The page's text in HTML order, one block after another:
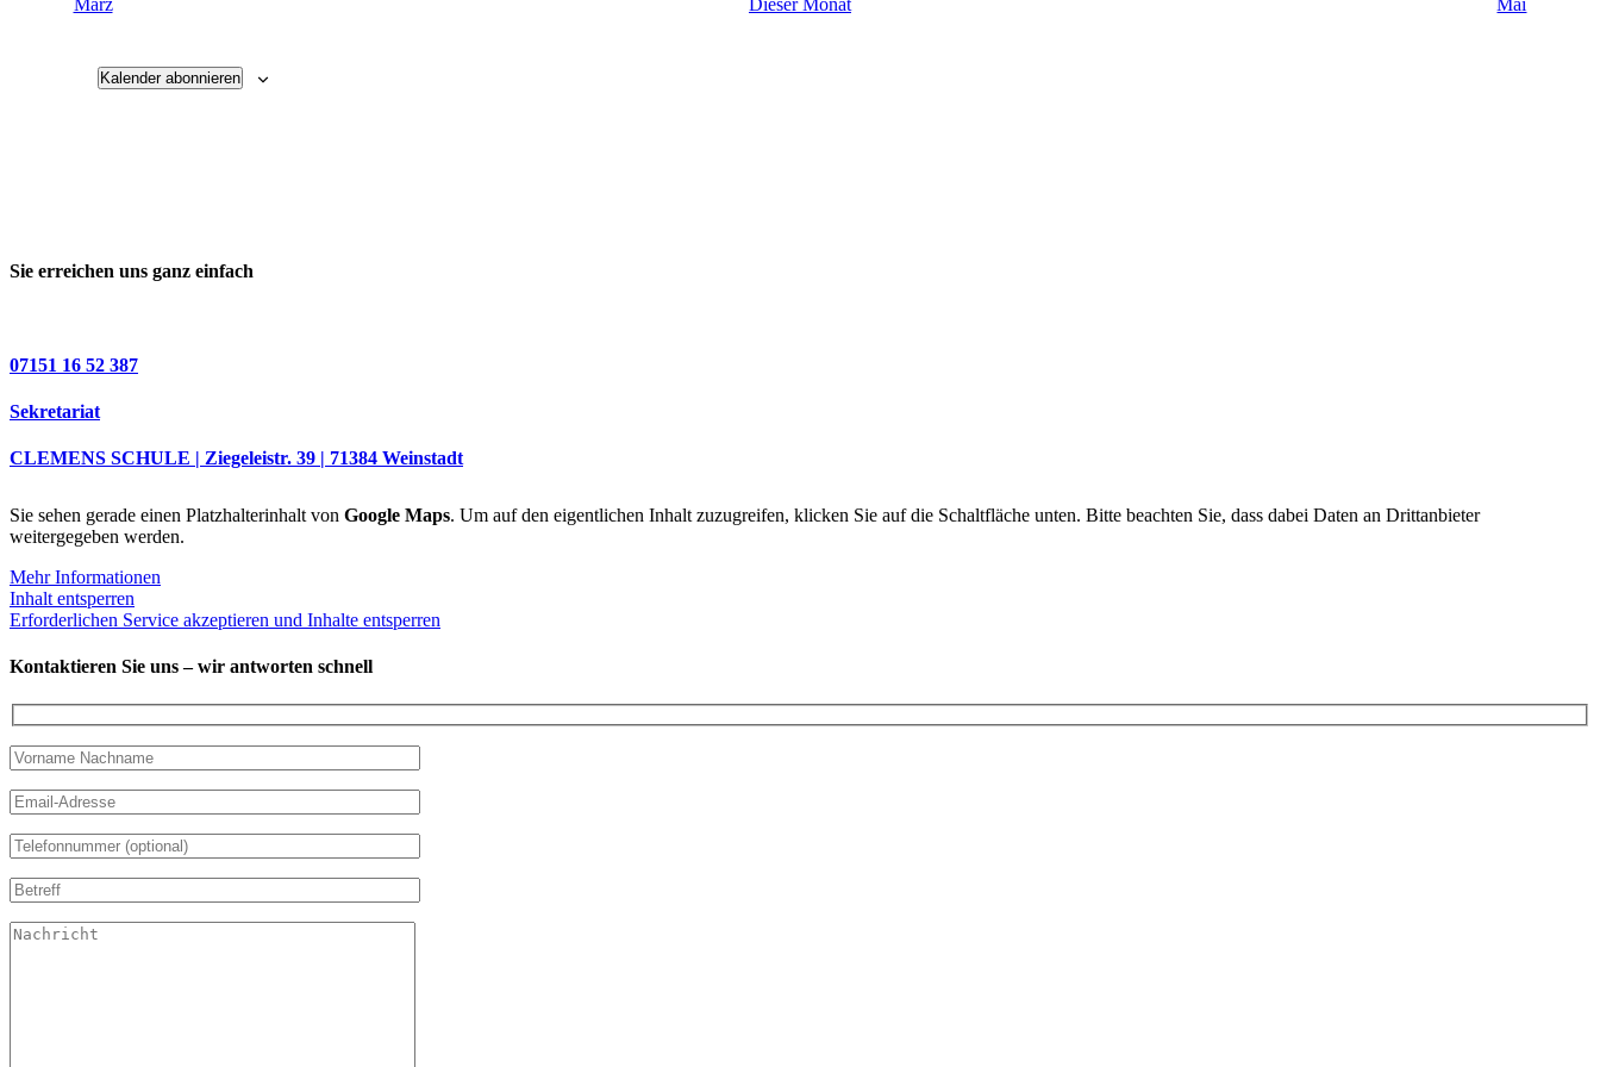
Kalender abonnieren
Sie erreichen uns ganz einfach
07151 16 52 387
Sekretariat
CLEMENS SCHULE | Ziegeleistr. 39 | 71384 Weinstadt
Sie sehen gerade einen Platzhalterinhalt von Google Maps. Um auf den eigentlichen Inhalt zuzugreifen, klicken Sie auf die Schaltfläche unten. Bitte beachten Sie, dass dabei Daten an Drittanbieter
weitergegeben werden.
Mehr Informationen
Inhalt entsperren
Erforderlichen Service akzeptieren und Inhalte entsperren
Kontaktieren Sie uns – wir antworten schnell